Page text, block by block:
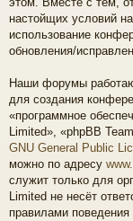
настойщих условий
использование
обновления/
Наши форумы
для создания
«программное
Limited», «phpBB
GNU General Public
можно по адресу
служит только для
Limited не несёт
правилами поведения